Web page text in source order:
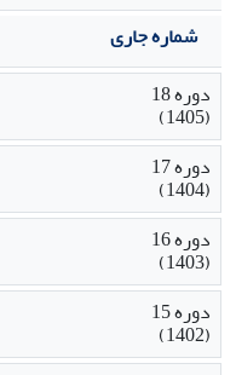
شماره جاری
دوره 18
(1405)
دوره 17
(1404)
دوره 16
(1403)
دوره 15
(1402)